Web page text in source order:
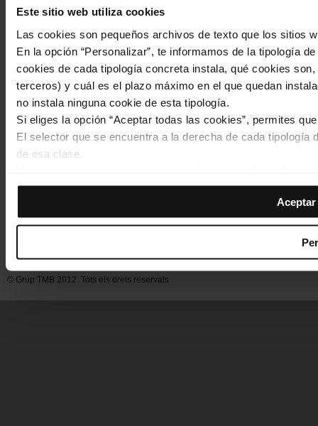
Este sitio web utiliza cookies
Las cookies son pequeños archivos de texto que los sitios
En la opción “Personalizar”, te informamos de la tipología
cookies de cada tipología concreta instala, qué cookies
terceros) y cuál es el plazo máximo en el que quedan
no instala ninguna cookie de esta tipología.
Si eliges la opción “Aceptar todas las cookies”, permites
El selector que se encuentra a la derecha de cada
de esa clase.
de la tipología que hayas seleccionado previamente. Te
permiten recordar tus opciones de navegación (como el
Las cookies necesarias son imprescindibles para el
Política de cookies
En cualquier momento de la navegación en esta web,
de cookies”, que encontrarás en el menú de la parte inferior
Footer
menu
© Grup TMB 2012. Tots els drets reservats